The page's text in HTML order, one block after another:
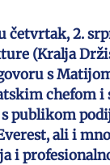
četvrtak, 2.
(Kralja
s
chefom i
publikom
ali i
i